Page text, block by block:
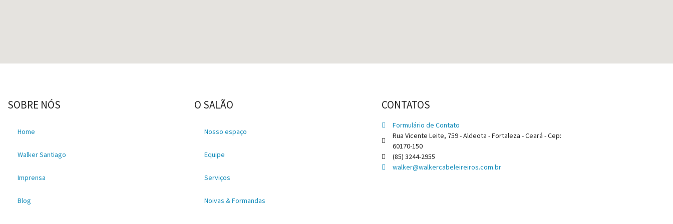
SOBRE NÓS
Home
Walker Santiago
Imprensa
Blog
O SALÃO
Nosso espaço
Equipe
Serviços
Noivas & Formandas
CONTATOS
Formulário de Contato
Rua Vicente Leite, 759 - Aldeota - Fortaleza - Ceará - Cep:
60170-150
(85) 3244-2955
walker@walkercabeleireiros.com.br